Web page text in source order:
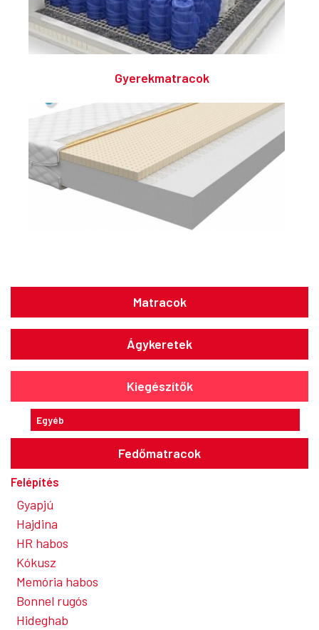
Gyerekmatracok
Matracok
Ágykeretek
Kiegészítők
Egyéb
Fedőmatracok
Felépítés
Gyapjú
Hajdina
HR habos
Kókusz
Memória habos
Bonnel rugós
Hideghab